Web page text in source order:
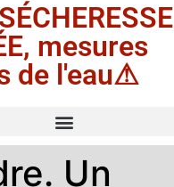
mesures
de l'eau⚠
Un